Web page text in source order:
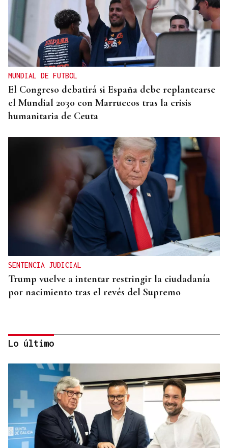
MUNDIAL DE FUTBOL
El Congreso debatirá si España debe replantearse
el Mundial 2030 con Marruecos tras la crisis
humanitaria de Ceuta
SENTENCIA JUDICIAL
Trump vuelve a intentar restringir la ciudadanía
por nacimiento tras el revés del Supremo
RELACIONES DIPLOMÁTICAS
Lo último